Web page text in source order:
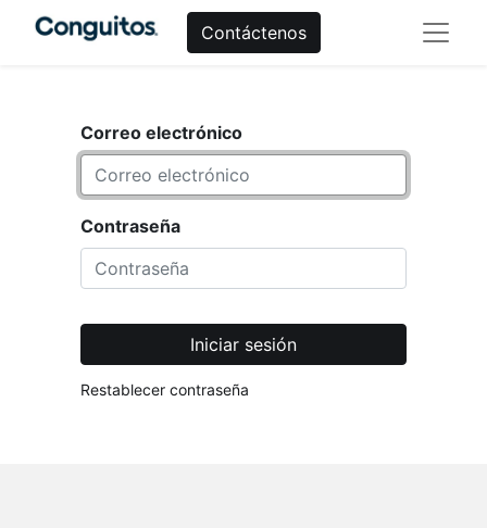
Contáctenos
Correo electrónico
Contraseña
Iniciar sesión
Restablecer contraseña